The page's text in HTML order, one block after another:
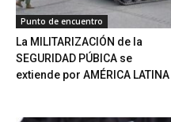
Punto de encuentro
La MILITARIZACIÓN de la
SEGURIDAD PÚBICA se
extiende por AMÉRICA LATINA